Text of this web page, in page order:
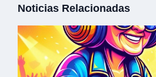
Noticias Relacionadas